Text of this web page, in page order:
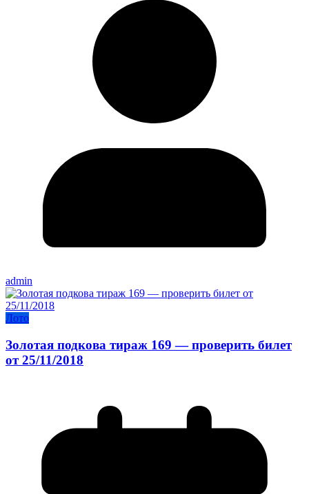
admin
Лото
Золотая подкова тираж 169 — проверить билет
от 25/11/2018